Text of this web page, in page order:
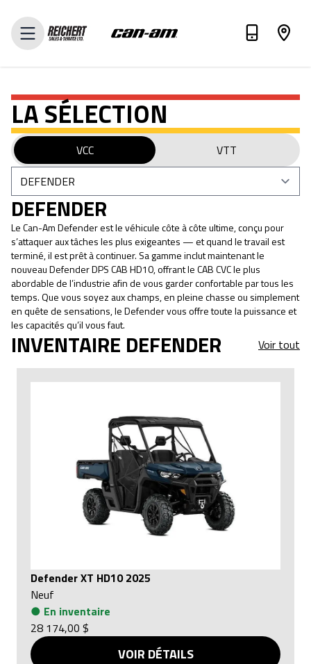
ÉVALUEZ VOTRE ÉCHANGE
LA SÉLECTION
VCC VTT
DEFENDER
Le Can-Am Defender est le véhicule côte à côte ultime, conçu pour
s’attaquer aux tâches les plus exigeantes — et quand le travail est
terminé, il est prêt à continuer. Sa gamme inclut maintenant le
nouveau Defender DPS CAB HD10, offrant le CAB CVC le plus
abordable de l’industrie afin de vous garder confortable par tous les
temps. Que vous soyez aux champs, en pleine chasse ou simplement
en quête de sensations, le Defender vous offre toute la puissance et
les capacités qu’il vous faut.
INVENTAIRE DEFENDER Voir tout
Defender XT HD10 2025
Neuf
● En inventaire
28 174,00 $
VOIR DÉTAILS